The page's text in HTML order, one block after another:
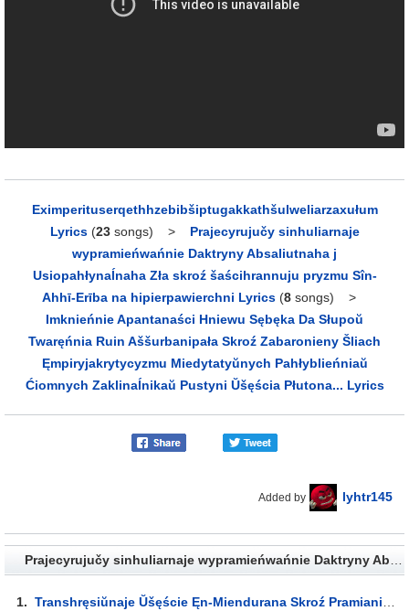
Eximperituserqethhzebibšiptugakkathšulweliarzaxułum
Lyrics (23songs) > Prajecyrujučy sinhuliarnaje
wypramieńwańnie Daktryny Absaliutnaha j
Usiopahłynaĺnaha Zła skroź šaścihrannuju pryzmu Sîn-
Ahhī-Erība na hipierpawierchni Lyrics (8 songs) >
Imknieńnie Apantanaści Hniewu Sębęka Da Słupoŭ
Twaręńnia Ruin Aššurbanipała Skroź Zabaronieny Šliach
Ęmpiryjakrytycyzmu Miedytatyŭnych Pahłyblieńniaŭ
Ćiomnych Zaklinaĺnikaŭ Pustyni Ŭšęścia Płutona... Lyrics
Added by lyhtr145
1.Transhręsiŭnaje Ŭšęście Ęn-Miendurana Skroź Pramianistuju Dęĺtu Wialikaha Architęktara Al-Sadirah Minujučy Modusy Času Ankh-F-N-Khonsu, Niewiadomaha Wartaŭnika Wuzłoŭ Maa-Atef-F, Da Abicieli Adąda... Lyrics